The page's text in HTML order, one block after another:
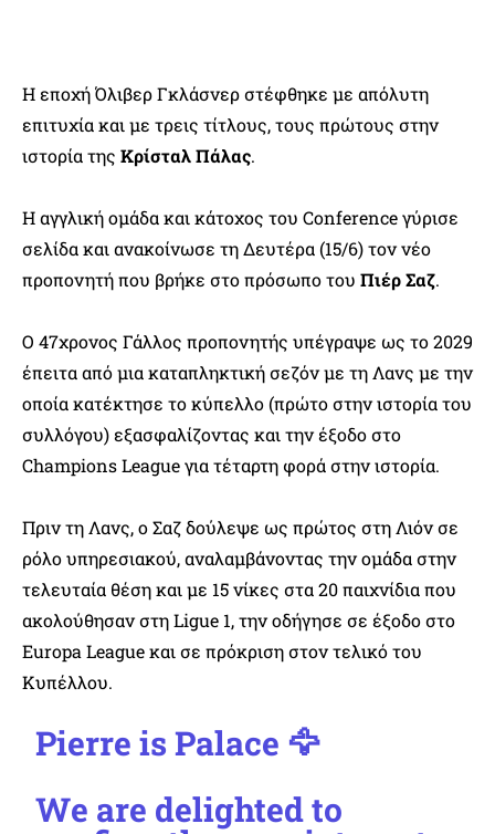
Η εποχή Όλιβερ Γκλάσνερ στέφθηκε με απόλυτη
επιτυχία και με τρεις τίτλους, τους πρώτους στην
ιστορία της Κρίσταλ Πάλας.
Η αγγλική ομάδα και κάτοχος του Conference γύρισε
σελίδα και ανακοίνωσε τη Δευτέρα (15/6) τον νέο
προπονητή που βρήκε στο πρόσωπο του Πιέρ Σαζ.
Ο 47χρονος Γάλλος προπονητής υπέγραψε ως το 2029
έπειτα από μια καταπληκτική σεζόν με τη Λανς με την
οποία κατέκτησε το κύπελλο (πρώτο στην ιστορία του
συλλόγου) εξασφαλίζοντας και την έξοδο στο
Champions League για τέταρτη φορά στην ιστορία.
Πριν τη Λανς, ο Σαζ δούλεψε ως πρώτος στη Λιόν σε
ρόλο υπηρεσιακού, αναλαμβάνοντας την ομάδα στην
τελευταία θέση και με 15 νίκες στα 20 παιχνίδια που
ακολούθησαν στη Ligue 1, την οδήγησε σε έξοδο στο
Europa League και σε πρόκριση στον τελικό του
Κυπέλλου.
Pierre is Palace 🦅
We are delighted to